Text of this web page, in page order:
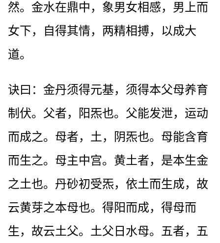
然。金水在鼎中，象男女相感，男上而
女下，自得其情，两精相搏，以成大
道。
诀曰：金丹须得元基，须得本父母养育
制伏。父者，阳炁也。父能发泄，运动
而成之。母者，土，阴炁也。母能含育
而生之。母主中宫。黄土者，是本生金
之土也。丹砂初受炁，依土而生成，故
云黄芽之本母也。得阳而成，得母而
生，故云土父。土父日水母。五者，五